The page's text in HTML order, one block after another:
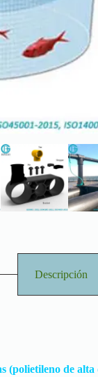
Descripción
(polietileno de alta